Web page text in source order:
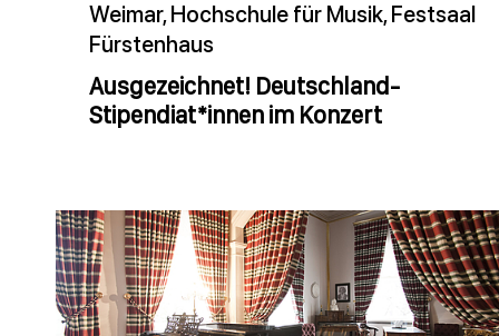
Weimar, Hochschule für Musik, Festsaal
Fürstenhaus
Ausgezeichnet! Deutschland-
Stipendiat*innen im Konzert